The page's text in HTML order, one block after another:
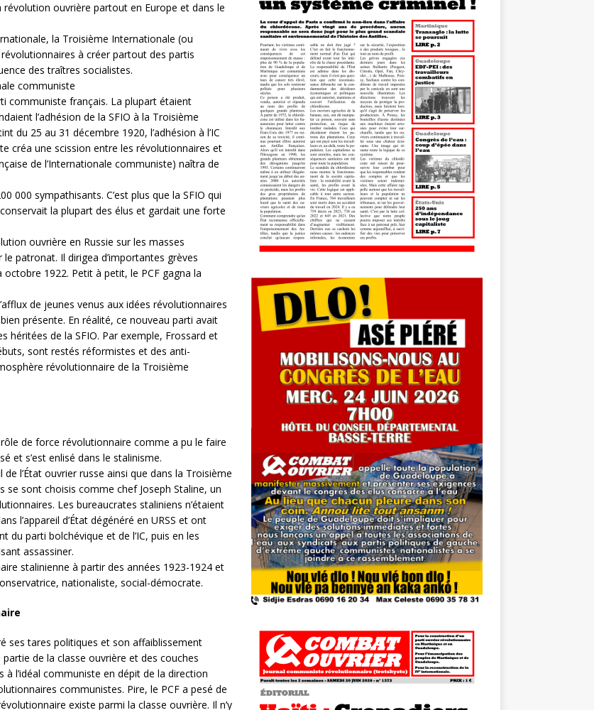
ouvrière partout en Europe et dans le
la Troisième Internationale (ou
à créer partout des partis
des traîtres socialistes.
communiste
communiste français. La plupart étaient
l’adhésion de la SFIO à la Troisième
du 25 au 31 décembre 1920, l’adhésion à l’IC
créa une scission entre les révolutionnaires et
de l’Internationale communiste) naîtra de
000 sympathisants. C’est plus que la SFIO qui
la plupart des élus et gardait une forte
ouvrière en Russie sur les masses
patronat. Il dirigea d’importantes grèves
1922. Petit à petit, le PCF gagna la
de jeunes venus aux idées révolutionnaires
présente. En réalité, ce nouveau parti avait
héritées de la SFIO. Par exemple, Frossard et
sont restés réformistes et des anti-
révolutionnaire de la Troisième
de force révolutionnaire comme a pu le faire
et s’est enlisé dans le stalinisme.
l’État ouvrier russe ainsi que dans la Troisième
se sont choisis comme chef Joseph Staline, un
Les bureaucrates staliniens n’étaient
l’appareil d’État dégénéré en URSS et ont
du parti bolchévique et de l’IC, puis en les
assassiner.
stalinienne à partir des années 1923-1924 et
nationaliste, social-démocrate.
ses tares politiques et son affaiblissement
de la classe ouvrière et des couches
l’idéal communiste en dépit de la direction
communistes. Pire, le PCF a pesé de
existe parmi la classe ouvrière. Il n’y